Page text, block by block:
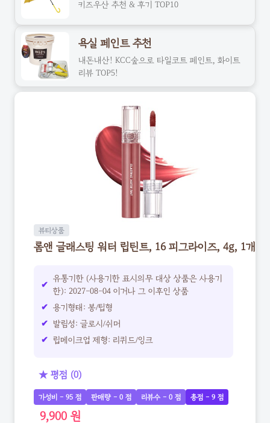
키즈우산 추천 & 후기 TOP10
욕실 페인트 추천
내돈내산! KCC숲으로 타일코트 페인트, 화이트
리뷰 TOP5!
뷰티상품
롬앤 글래스팅 워터 립틴트, 16 피그라이즈, 4g, 1개
유통기한 (사용기한 표시의무 대상 상품은 사용기
한): 2027-08-04 이거나 그 이후인 상품
용기형태: 봉/팁형
발림성: 글로시/쉬머
립메이크업 제형: 리퀴드/잉크
★ 평점 (0)
가성비 - 95 점 판매량 - 0 점 리뷰수 - 0 점 총점 - 9 점
9,900 원